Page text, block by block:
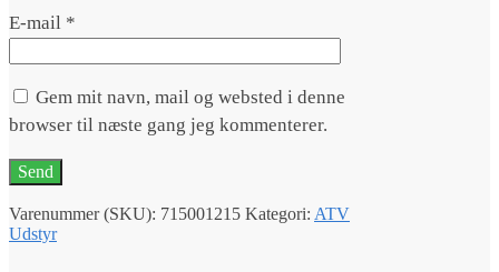
E-mail *
Gem mit navn, mail og websted i denne
browser til næste gang jeg kommenterer.
Varenummer (SKU): 715001215 Kategori: ATV
Udstyr